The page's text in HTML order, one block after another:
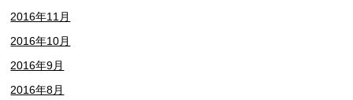
2016年11月
2016年10月
2016年9月
2016年8月